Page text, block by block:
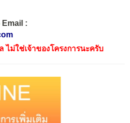
Email :
ไม่ใช่เจ้าของโครงการนะครับ